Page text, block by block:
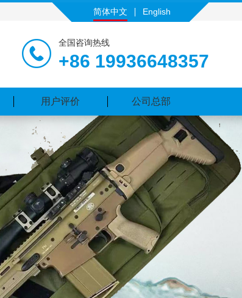
简体中文 English
全国咨询热线
+86 19936648357
用户评价 公司总部